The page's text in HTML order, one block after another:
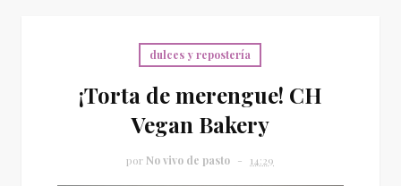
dulces y repostería
¡Torta de merengue! CH
Vegan Bakery
por No vivo de pasto 14:29